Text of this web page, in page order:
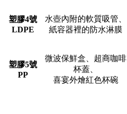
塑膠4號
LDPE
水壺內附的軟質吸管、
紙容器裡的防水淋膜
塑膠5號
PP
微波保鮮盒、超商咖啡
杯蓋、
喜宴外燴紅色杯碗